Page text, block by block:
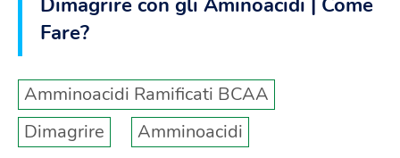
Fare?
Amminoacidi Ramificati BCAA
Dimagrire
Amminoacidi